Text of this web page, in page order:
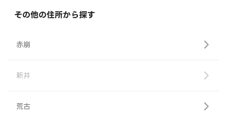
その他の住所から探す
赤崩
新井
荒古